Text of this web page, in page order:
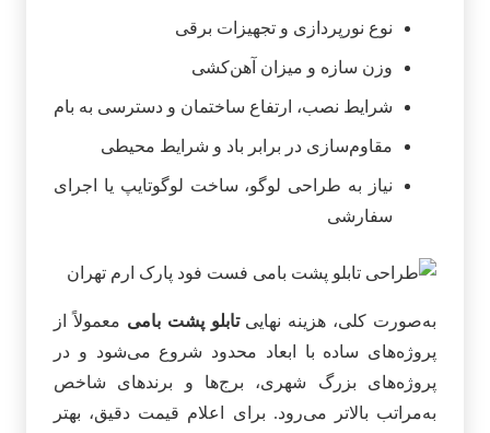
نوع نورپردازی و تجهیزات برقی
وزن سازه و میزان آهن‌کشی
شرایط نصب، ارتفاع ساختمان و دسترسی به بام
مقاوم‌سازی در برابر باد و شرایط محیطی
نیاز به طراحی لوگو، ساخت لوگوتایپ یا اجرای
سفارشی
به‌صورت کلی، هزینه نهاییتابلو پشت بامی معمولاً از
پروژه‌های ساده با ابعاد محدود شروع می‌شود و در
پروژه‌های بزرگ شهری، برج‌ها و برندهای شاخص
به‌مراتب بالاتر می‌رود. برای اعلام قیمت دقیق، بهتر